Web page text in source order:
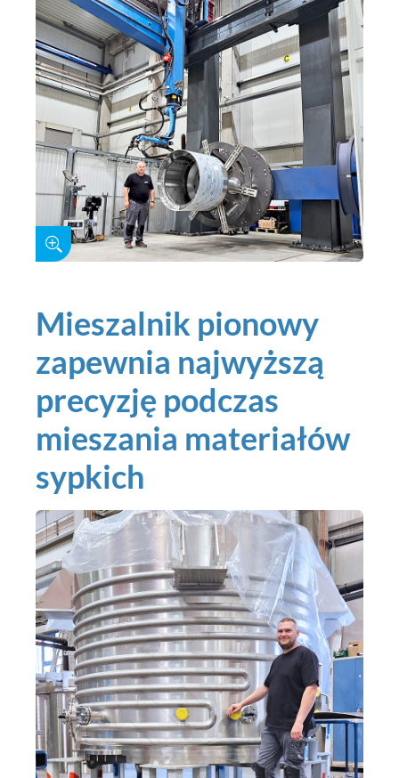
Mieszalnik pionowy
zapewnia najwyższą
precyzję podczas
mieszania materiałów
sypkich